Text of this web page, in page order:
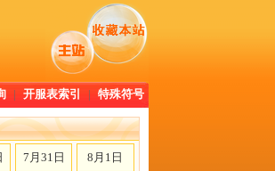
| 开服表索引 | 特殊符号
7月31日 8月1日